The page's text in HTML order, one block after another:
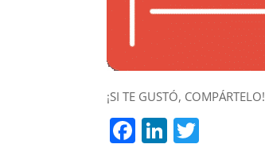
¡SI TE GUSTÓ, COMPÁRTELO!
Facebook
LinkedIn